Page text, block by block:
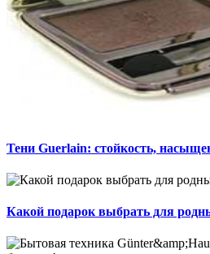
Тени Guerlain: стойкость,
Какой подарок выбрать для